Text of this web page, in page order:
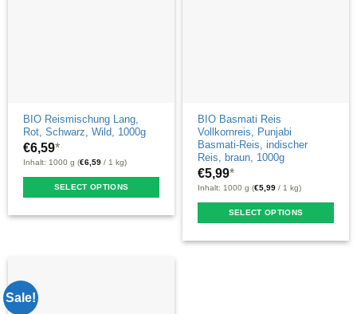
BIO Reismischung Lang,
Rot, Schwarz, Wild, 1000g
€6,59*
Inhalt: 1000 g (€6,59 / 1 kg)
SELECT OPTIONS
variants.
The
BIO Basmati Reis
Vollkornreis, Punjabi
Basmati-Reis, indischer
Reis, braun, 1000g
€5,99*
Inhalt: 1000 g (€5,99 / 1 kg)
SELECT OPTIONS
Sale!